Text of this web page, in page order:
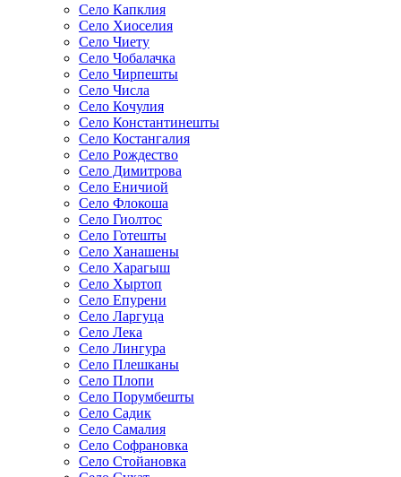
Село Капклия
Село Хиоселия
Село Чиету
Село Чобалачка
Село Чирпешты
Село Числа
Село Кочулия
Село Константинешты
Село Костангалия
Село Рождество
Село Димитрова
Село Еничиой
Село Флокоша
Село Гиолтос
Село Готешты
Село Ханашены
Село Харагыш
Село Хыртоп
Село Епурени
Село Ларгуца
Село Лека
Село Лингура
Село Плешканы
Село Плопи
Село Порумбешты
Село Садик
Село Самалия
Село Софрановка
Село Стойановка